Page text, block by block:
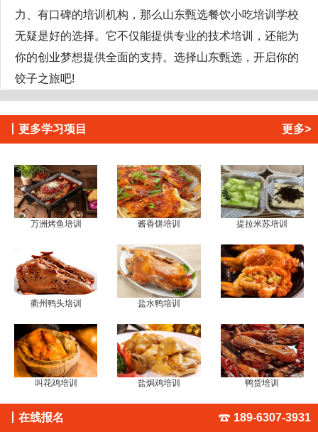
力、有口碑的培训机构，那么山东甄选餐饮小吃培训学校
无疑是好的选择。它不仅能提供专业的技术培训，还能为
你的创业梦想提供全面的支持。选择山东甄选，开启你的
饺子之旅吧!
更多学习项目 更多>
万洲烤鱼培训 酱香饼培训 提拉米苏培训
衢州鸭头培训 盐水鸭培训
叫花鸡培训 盐焗鸡培训 鸭货培训
在线报名 189-6307-3931